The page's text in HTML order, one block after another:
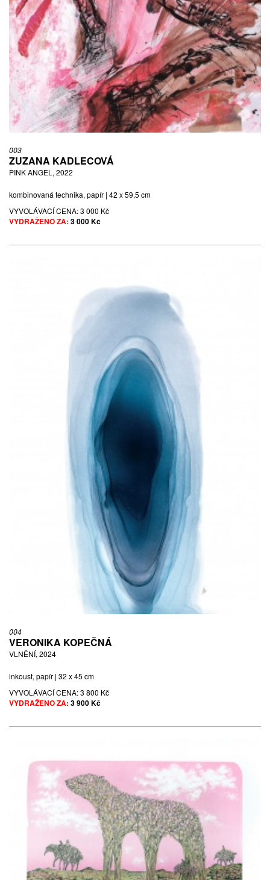
003
ZUZANA KADLECOVÁ
PINK ANGEL, 2022
kombinovaná technika, papír | 42 x 59,5 cm
VYVOLÁVACÍ CENA:3 000 Kč
VYDRAŽENO ZA: 3 000 Kč
004
VERONIKA KOPEČNÁ
VLNĚNÍ, 2024
inkoust, papír | 32 x 45 cm
VYVOLÁVACÍ CENA:3 800 Kč
VYDRAŽENO ZA: 3 900 Kč